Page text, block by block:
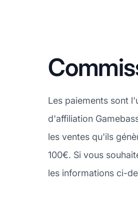
Les paiements sont
d'affiliation
les ventes qu'ils
100€. Si vous
les informations ci-